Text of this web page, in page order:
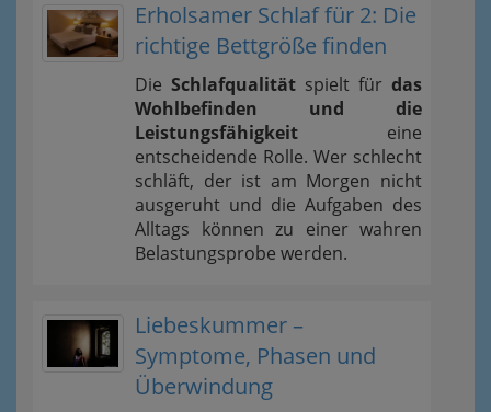
Erholsamer Schlaf für 2: Die
richtige Bettgröße finden
Die Schlafqualität spielt für das
Wohlbefinden und die
Leistungsfähigkeit eine
entscheidende Rolle. Wer schlecht
schläft, der ist am Morgen nicht
ausgeruht und die Aufgaben des
Alltags können zu einer wahren
Belastungsprobe werden.
Liebeskummer –
Symptome, Phasen und
Überwindung